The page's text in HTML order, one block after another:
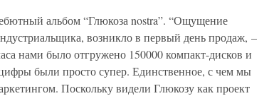
альбом “Глюкоза nostra”. “Ощущение
возникло в первый день продаж, –
нами было отгружено 150000 компакт-дисков и
были просто супер. Единственное, с чем мы
Поскольку видели Глюкозу как проект